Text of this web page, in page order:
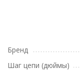
Бренд
Шаг цепи (дюймы)